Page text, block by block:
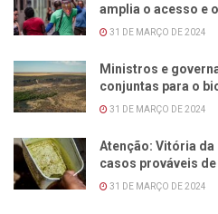
amplia o acesso e
31 DE MARÇO DE 2024
Ministros e
conjuntas para o
31 DE MARÇO DE 2024
Atenção: Vitória
casos prováveis de
31 DE MARÇO DE 2024